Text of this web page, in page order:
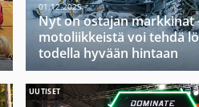
01.12.2025
Nyt on ostajan markkinat
motoliikkeistä voi tehdä
todella hyvään hintaan
UUTISET